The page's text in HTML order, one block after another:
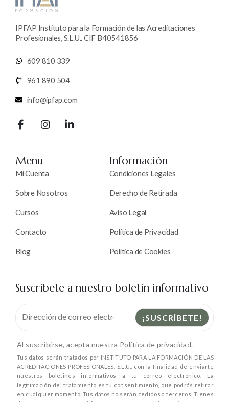
IPFAP Instituto para la Formación de las Acreditaciones
Profesionales, S.L.U.. CIF B40541856
609 810 339
961 890 504
info@ipfap.com
Menu
Mi Cuenta
Sobre Nosotros
Cursos
Contacto
Blog
Información
Condiciones Legales
Derecho de Retirada
Aviso Legal
Política de Privacidad
Política de Cookies
Suscríbete a nuestro boletín informativo
Al suscribirse, acepta nuestra Política de privacidad.
Tus datos serán tratados por INSTITUTO PARA LA FORMACIÓN DE LAS
ACREDITACIONES PROFESIONALES, S.L.U., con la finalidad de enviarte
nuestros boletines informativos a tu correo electrónico. La
legitimación del tratamiento es tu consentimiento, que podrás retirar
en cualquier momento. Tus datos no serán cedidos a terceros. Tienes